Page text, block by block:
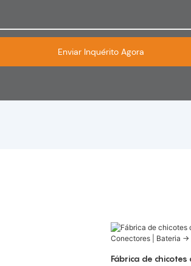
Enviar Inquérito Agora
Fábrica de chicotes